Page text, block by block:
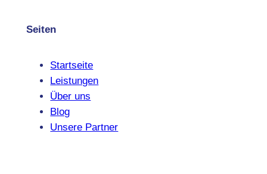
Seiten
Startseite
Leistungen
Über uns
Blog
Unsere Partner